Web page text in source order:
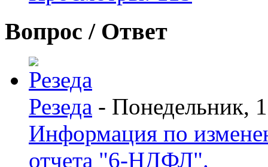
Вопрос / Ответ
Резеда - Понедельник,
Информация по
отчета "6-НДФЛ".